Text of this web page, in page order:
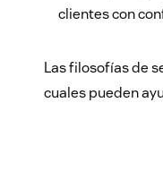
clientes con
Las filosofías de
cuales pueden